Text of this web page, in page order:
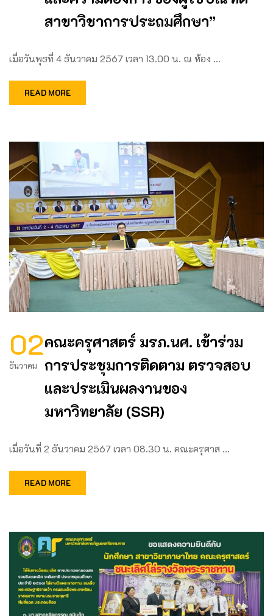
สาขาวิชาการประถมศึกษา”
เมื่อวันพุธที่ 4 ธันวาคม 2567 เวลา 13.00 น. ณ ห้อง …
READ MORE
02
ธันวาคม
คณะครุศาสตร์ มรภ.นศ. เข้าร่วม
การประชุมการติดตาม ตรวจสอบ
และประเมินผลงานของ
มหาวิทยาลัย (SSR)
เมื่อวันที่ 2 ธันวาคม 2567 เวลา 08.30 น. คณะครุศาส …
READ MORE